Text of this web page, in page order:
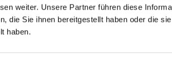
weiter. Unsere Partner führen diese
die Sie ihnen bereitgestellt haben oder die
haben.